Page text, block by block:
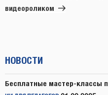
видеороликом
НОВОСТИ
Бесплатные мастер-классы